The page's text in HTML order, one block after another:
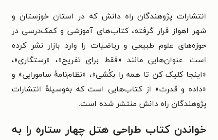
انتشارات پژوهندگان راه دانش که در استان خوزستان و
شهر اهواز قرار گرفته، کتاب‌های آموزشی و کمک‌درسی در
حوزه‌های علوم طبیعی و ریاضیات را وارد بازار نشر کرده
است. عنوان‌هایی مانند «فقط برای تفریح»، «رستگاری»،
«اینجا کلیک کن تا همه را بکُشی»، «نظام‌نامهٔ سامورایی» و
«داده و قدرت» از کتاب‌هایی است که به‌وسیلهٔ انتشارات
پژوهندگان راه دانش منتشر شده است.
خواندن کتاب طراحی هتل چهار ستاره را به